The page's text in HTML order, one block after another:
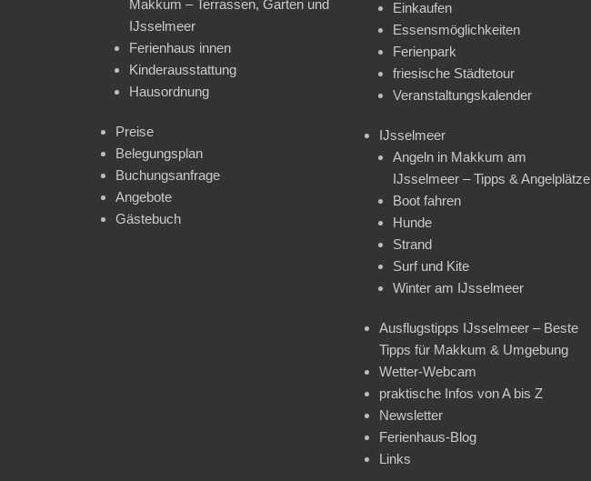
Makkum – Terrassen, Garten und
IJsselmeer
Ferienhaus innen
Kinderausstattung
Hausordnung
Preise
Belegungsplan
Buchungsanfrage
Angebote
Gästebuch
Einkaufen
Essensmöglichkeiten
Ferienpark
friesische Städtetour
Veranstaltungskalender
IJsselmeer
Angeln in Makkum am
IJsselmeer – Tipps & Angelplätze
Boot fahren
Hunde
Strand
Surf und Kite
Winter am IJsselmeer
Ausflugstipps IJsselmeer – Beste
Tipps für Makkum & Umgebung
Wetter-Webcam
praktische Infos von A bis Z
Newsletter
Ferienhaus-Blog
Links